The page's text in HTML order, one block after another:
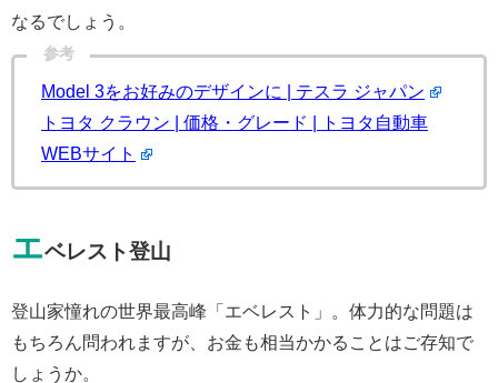
なるでしょう。
参考
Model 3をお好みのデザインに | テスラ ジャパン
トヨタ クラウン | 価格・グレード | トヨタ自動車
WEBサイト
エベレスト登山
登山家憧れの世界最高峰「エベレスト」。体力的な問題は
もちろん問われますが、お金も相当かかることはご存知で
しょうか。